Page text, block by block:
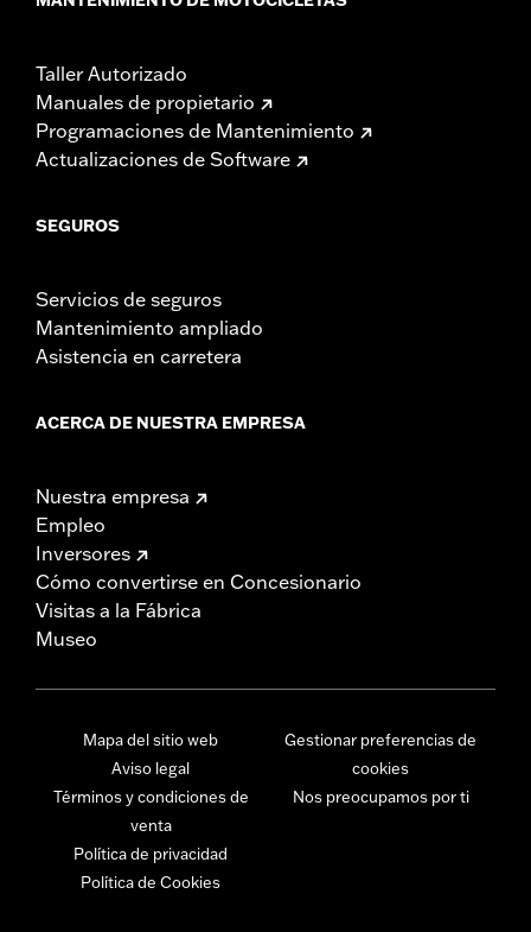
Taller Autorizado
Manuales de propietario
Programaciones de Mantenimiento
Actualizaciones de Software
SEGUROS
Servicios de seguros
Mantenimiento ampliado
Asistencia en carretera
ACERCA DE NUESTRA EMPRESA
Nuestra empresa
Empleo
Inversores
Cómo convertirse en Concesionario
Visitas a la Fábrica
Museo
Mapa del sitio web
Aviso legal
Términos y condiciones de
venta
Política de privacidad
Política de Cookies
Gestionar preferencias de
cookies
Nos preocupamos por ti